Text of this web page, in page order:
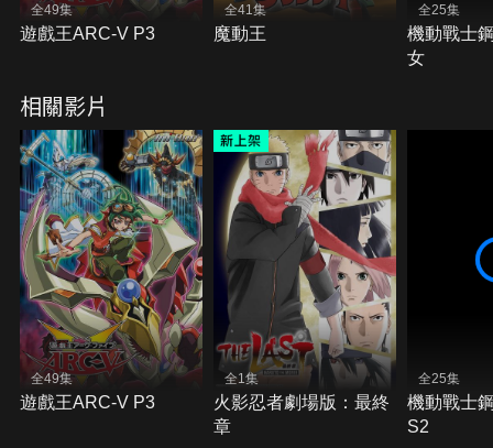
全49集
遊戲王ARC-V P3
全41集
魔動王
全25集
機動戰士
女
相關影片
全49集
遊戲王ARC-V P3
全1集
火影忍者劇場版：最終
章
全25集
機動戰士
S2